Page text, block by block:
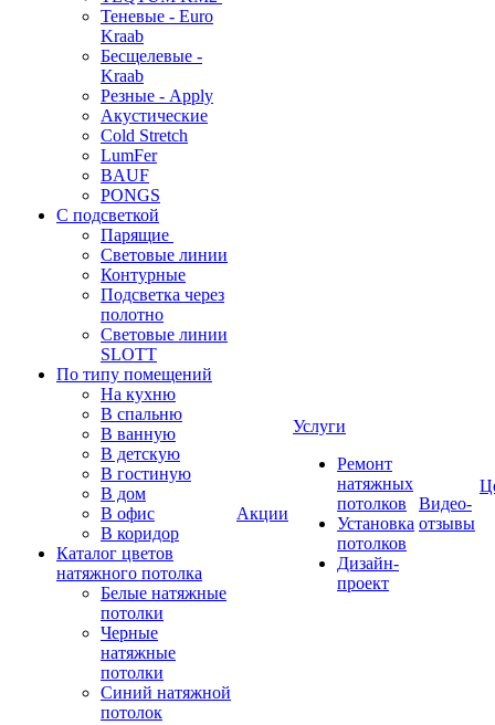
Теневые - Euro
Kraab
Бесщелевые -
Kraab
Резные - Apply
Акустические
Cold Stretch
LumFer
BAUF
PONGS
С подсветкой
Парящие
Световые линии
Контурные
Подсветка через
полотно
Световые линии
SLOTT
По типу помещений
На кухню
В спальню
В ванную
В детскую
В гостиную
В дом
В офис
В коридор
Каталог цветов
натяжного потолка
Белые натяжные
потолки
Черные
натяжные
потолки
Синий натяжной
потолок
Акции
Услуги
Ремонт
натяжных
потолков
Установка
потолков
Дизайн-
проект
Видео-
отзывы